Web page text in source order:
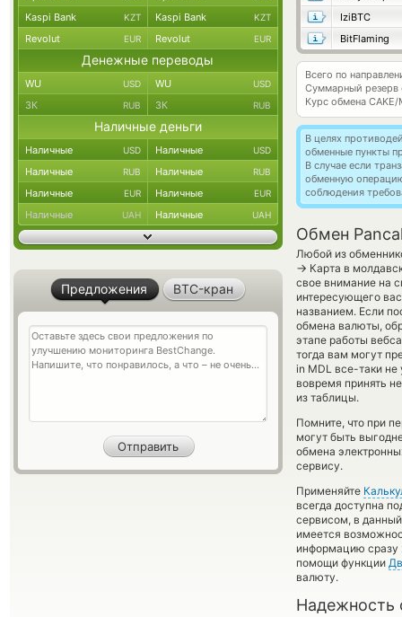
IziBTC
BitFlaming
Всего по
Суммарный резерв
Курс обмена CAKE/
В целях
обменные пункты
В случае если
обменную
соблюдения
Обмен
Любой из
→ Карта в
свое внимание на
интересующего
названием. Если
обмена валюты,
этапе работы
тогда вам могут
in MDL все-таки
вовремя принять
из таблицы.
Помните, что при
могут быть
обмена
сервису.
Применяйте
всегда доступна
сервисом, в
имеется
информацию сразу
помощи функции
валюту.
Надежность
Kaspi Bank KZT Kaspi Bank KZT
Revolut EUR Revolut EUR
Денежные переводы
WU USD WU USD
ЗК RUB ЗК RUB
Наличные деньги
Наличные USD Наличные USD
Наличные RUB Наличные RUB
Наличные EUR Наличные EUR
Наличные UAH Наличные UAH
Предложения BTC-кран